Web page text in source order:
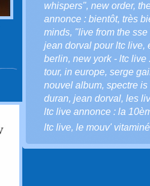
whispers", new order,
annonce : bientôt, très
minds, "live from the
jean dorval pour ltc live,
berlin, new york - ltc live
tour, in europe, serge
nouvel album, spectre
duran, jean dorval, les
ltc live annonce : la
ltc live, le mouv' vitaminé